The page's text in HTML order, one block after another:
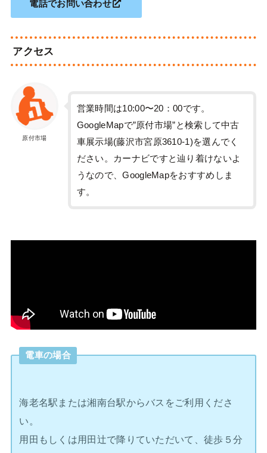
電話でお問い合わせ
アクセス
原付市場
営業時間は10:00〜20：00です。
GoogleMapで”原付市場”と検索して中古
車展示場(藤沢市宮原3610-1)を選んでく
ださい。カーナビですと辿り着けないよ
うなので、GoogleMapをおすすめしま
す。
電車の場合
海老名駅または湘南台駅からバスをご利用くださ
い。
用田もしくは用田辻で降りていただいて、徒歩５分